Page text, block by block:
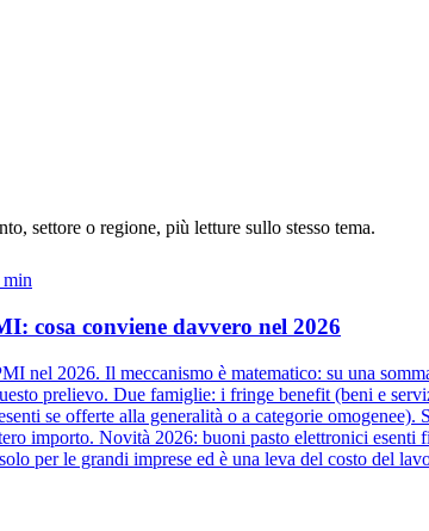
settore o regione, più letture sullo stesso tema.
min
cosa conviene davvero nel 2026
nel 2026. Il meccanismo è matematico: su una
prelievo. Due famiglie: i fringe benefit (beni e
se offerte alla generalità o a categorie
importo. Novità 2026: buoni pasto elettronici
per le grandi imprese ed è una leva del costo del